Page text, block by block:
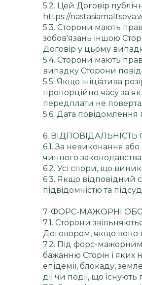
5.2. Цей Договір
https://
5.3. Сторони мають
зобов'язань іншою
Договір у цьому
5.4. Сторони мають
випадку Сторони
5.5. Якщо ініціатива
пропорційно часу за
передплати не
5.6. Дата
6.
6.1. За невиконання
чинного
6.2. Усі спори, що
6.3. Якщо відповідний
підвідомчістю та
7. ФОРС-МАЖОРНІ
7.1. Сторони
Договором, якщо воно
7.2. Під форс-
бажанню Сторін і яких
епідемії, блокаду,
дії чи події, що